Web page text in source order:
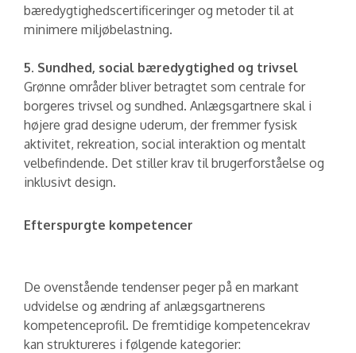
bæredygtighedscertificeringer og metoder til at
minimere miljøbelastning.
5. Sundhed, social bæredygtighed og trivsel
Grønne områder bliver betragtet som centrale for
borgeres trivsel og sundhed. Anlægsgartnere skal i
højere grad designe uderum, der fremmer fysisk
aktivitet, rekreation, social interaktion og mentalt
velbefindende. Det stiller krav til brugerforståelse og
inklusivt design.
Efterspurgte kompetencer
De ovenstående tendenser peger på en markant
udvidelse og ændring af anlægsgartnerens
kompetenceprofil. De fremtidige kompetencekrav
kan struktureres i følgende kategorier: